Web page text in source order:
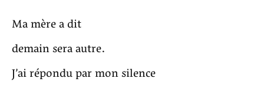
Ma mère a dit
demain sera autre.
J’ai répondu par mon silence